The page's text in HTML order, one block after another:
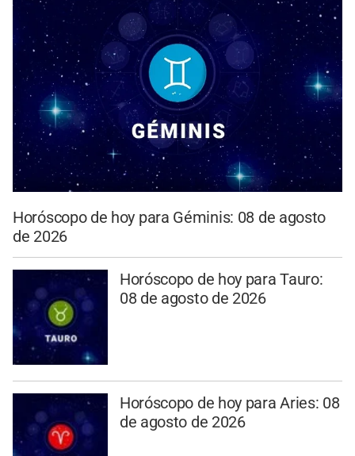
Horóscopo de hoy para Géminis: 08 de agosto
de 2026
Horóscopo de hoy para Tauro:
08 de agosto de 2026
Horóscopo de hoy para Aries: 08
de agosto de 2026